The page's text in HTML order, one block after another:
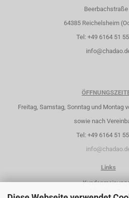
Beerbachstraße
64385 Reichelsheim
Tel: +49 6164 51
Freitag, Samstag, Sonntag und Montag
sowie nach
Tel: +49 6164 51
Links